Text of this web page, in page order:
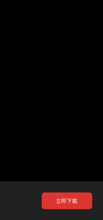
立即下載